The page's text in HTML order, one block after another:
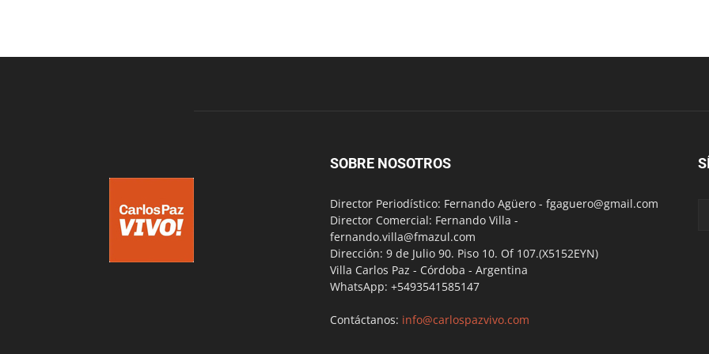
SOBRE NOSOTROS
Director Periodístico: Fernando Agüero - fgaguero@gmail.com
Director Comercial: Fernando Villa -
fernando.villa@fmazul.com
Dirección: 9 de Julio 90. Piso 10. Of 107.(X5152EYN)
Villa Carlos Paz - Córdoba - Argentina
WhatsApp: +5493541585147
Contáctanos: info@carlospazvivo.com